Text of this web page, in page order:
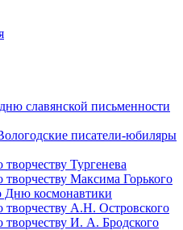
славянской письменности
писатели-юбиляры
Тургенева
Максима Горького
Дню космонавтики
творчеству А.Н. Островского
творчеству И. А. Бродского